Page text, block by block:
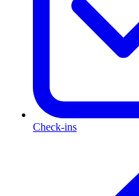
Check-ins